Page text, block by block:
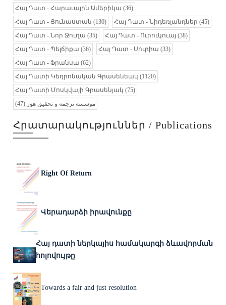
Հայ Դատ - Հարաւային Ամերիկա (36)
Հայ Դատ - Յունաստան (130) Հայ Դատ - Նիդեռլանդներ (45)
Հայ Դատ - Նոր Ջուղա (35) Հայ Դատ - Ուրուկուայ (38)
Հայ Դատ - Պելճիքա (36) Հայ Դատ - Սուրիա (33)
Հայ Դատ - Ֆրանսա (62)
Հայ Դատի Կեդրոնական Գրասենեակ (1120)
Հայ Դատի Մոսկվայի Գրասենյակ (75)
موسسه ترجمه و تحقیق هور (47)
Հրատարակություններ / Publications
Right Of Return
Վերադարձի իրավունքը
Հայ դատի ներկայիս համակարգի ձևավորման
հոլովույթը
Towards a fair and just resolution